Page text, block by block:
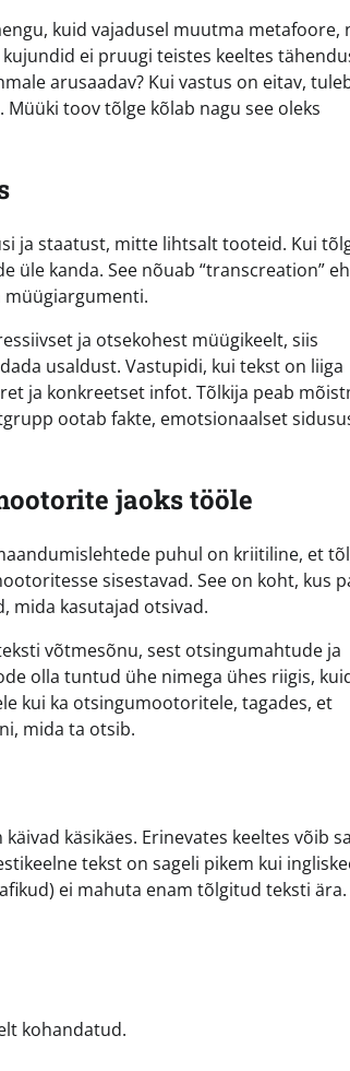
kuid vajadusel muutma metafoore,
ei pruugi teistes keeltes
arusaadav? Kui vastus on eitav,
toov tõlge kõlab nagu see oleks
ja staatust, mitte lihtsalt tooteid. Kui
üle kanda. See nõuab “transcreation”
müügiargumenti.
ja otsekohest müügikeelt, siis
usaldust. Vastupidi, kui tekst on liiga
ja konkreetset infot. Tõlkija peab
ootab fakte, emotsionaalset
jaoks tööle
puhul on kriitiline, et
sisestavad. See on koht, kus
mida kasutajad otsivad.
võtmesõnu, sest otsingumahtude ja
olla tuntud ühe nimega ühes riigis,
kui ka otsingumootoritele, tagades, et
mida ta otsib.
käsikäes. Erinevates keeltes võib
tekst on sageli pikem kui
ei mahuta enam tõlgitud teksti ära.
kohandatud.